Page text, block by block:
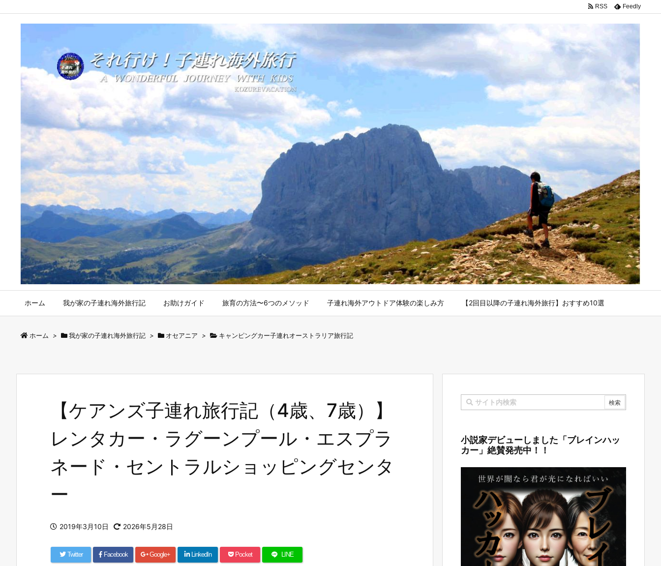
ホーム 我が家の子連れ海外旅行記 お助けガイド 旅育の方法〜6つのメソッド 子連れ海外アウトドア体験の楽しみ方 【2回目以降の子連れ海外旅行】おすすめ10選
RSS Feedly
ホーム > 我が家の子連れ海外旅行記 > オセアニア > キャンピングカー子連れオーストラリア旅行記
【ケアンズ子連れ旅行記（4歳、7歳）】
レンタカー・ラグーンプール・エスプラ
ネード・セントラルショッピングセンタ
ー
2019年3月10日 2026年5月28日
Twitter Facebook Google+ LinkedIn Pocket LINE
小説家デビューしました「ブレインハッ
カー」絶賛発売中！！